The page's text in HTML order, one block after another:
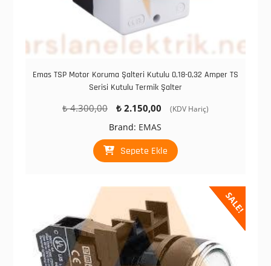
Emas TSP Motor Koruma Şalteri Kutulu 0,18-0,32 Amper TS
Serisi Kutulu Termik Şalter
₺4.300,00
Orijinal
₺ 4.300,00.
₺2.150,00
Şu
₺ 2.150,00.
(KDV Hariç)
Brand: EMAS
Sepete Ekle
SALE!